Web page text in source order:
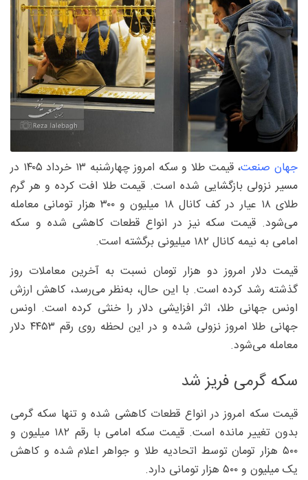
جهان صنعت
، قیمت طلا و سکه امروز چهارشنبه ۱۳ خرداد ۱۴۰۵ در
مسیر نزولی بازگشایی شده است. قیمت طلا افت کرده و هر گرم
طلای ۱۸ عیار در کف کانال ۱۸ میلیون و ۳۰۰ هزار تومانی معامله
می‌شود. قیمت سکه نیز در انواع قطعات کاهشی شده و سکه
امامی به نیمه کانال ۱۸۲ میلیونی برگشته است.
قیمت دلار امروز دو هزار تومان نسبت به آخرین معاملات روز
گذشته رشد کرده است. با این حال، به‌نظر می‌رسد، کاهش ارزش
اونس جهانی طلا، اثر افزایشی دلار را خنثی کرده است. اونس
جهانی طلا امروز نزولی شده و در این لحظه روی رقم ۴۴۵۳ دلار
معامله می‌شود.
سکه گرمی فریز شد
قیمت سکه امروز در انواع قطعات کاهشی شده و تنها سکه گرمی
بدون تغییر مانده است. قیمت سکه امامی با رقم ۱۸۲ میلیون و
۵۰۰ هزار تومان توسط اتحادیه طلا و جواهر اعلام شده و کاهش
یک میلیون و ۵۰۰ هزار تومانی دارد.